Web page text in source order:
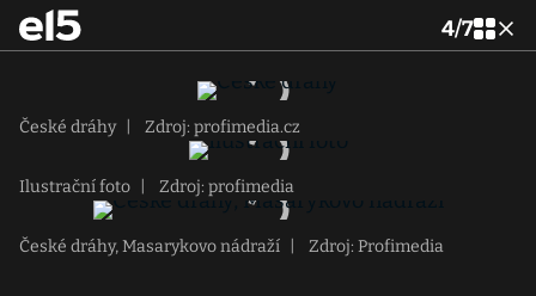
4/7
České dráhy Zdroj: profimedia.cz
Ilustrační foto Zdroj: profimedia
České dráhy, Masarykovo nádraží Zdroj: Profimedia